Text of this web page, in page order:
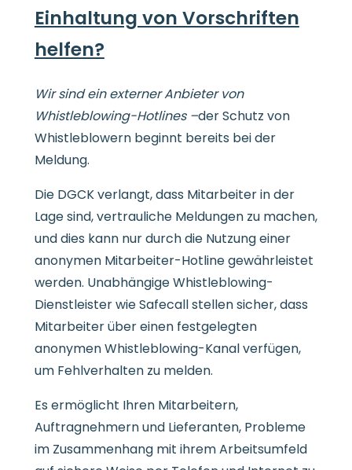
Einhaltung von Vorschriften
helfen?
Wir sind ein externer Anbieter von
Whistleblowing-Hotlines –der Schutz von
Whistleblowern beginnt bereits bei der
Meldung.
Die DGCK verlangt, dass Mitarbeiter in der
Lage sind, vertrauliche Meldungen zu machen,
und dies kann nur durch die Nutzung einer
anonymen Mitarbeiter-Hotline gewährleistet
werden. Unabhängige Whistleblowing-
Dienstleister wie Safecall stellen sicher, dass
Mitarbeiter über einen festgelegten
anonymen Whistleblowing-Kanal verfügen,
um Fehlverhalten zu melden.
Es ermöglicht Ihren Mitarbeitern,
Auftragnehmern und Lieferanten, Probleme
im Zusammenhang mit ihrem Arbeitsumfeld